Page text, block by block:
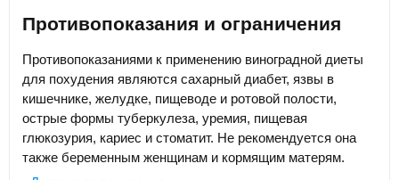
Противопоказания и ограничения
Противопоказаниями к применению виноградной диеты
для похудения являются сахарный диабет, язвы в
кишечнике, желудке, пищеводе и ротовой полости,
острые формы туберкулеза, уремия, пищевая
глюкозурия, кариес и стоматит. Не рекомендуется она
также беременным женщинам и кормящим матерям.